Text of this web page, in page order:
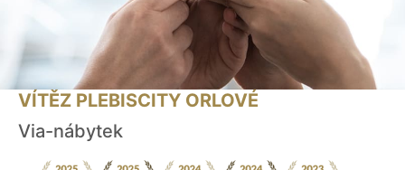
VÍTĚZ PLEBISCITY ORLOVÉ
Via-nábytek